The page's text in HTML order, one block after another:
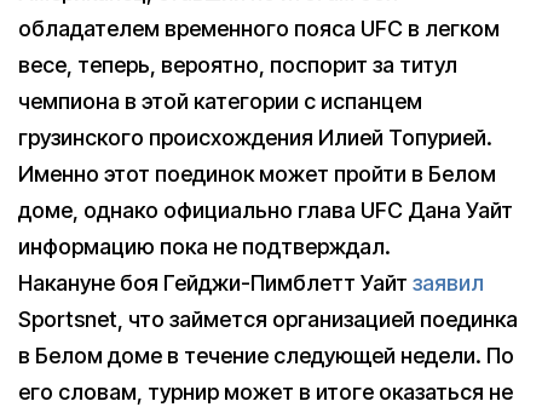
обладателем временного пояса UFC в легком
весе, теперь, вероятно, поспорит за титул
чемпиона в этой категории с испанцем
грузинского происхождения Илией Топурией.
Именно этот поединок может пройти в Белом
доме, однако официально глава UFC Дана Уайт
информацию пока не подтверждал.
Накануне боя Гейджи-Пимблетт Уайт заявил
Sportsnet, что займется организацией поединка
в Белом доме в течение следующей недели. По
его словам, турнир может в итоге оказаться не